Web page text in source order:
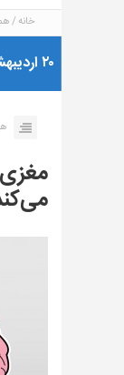
خانه
۲۰ اردیبهشت ۱۳۹۵